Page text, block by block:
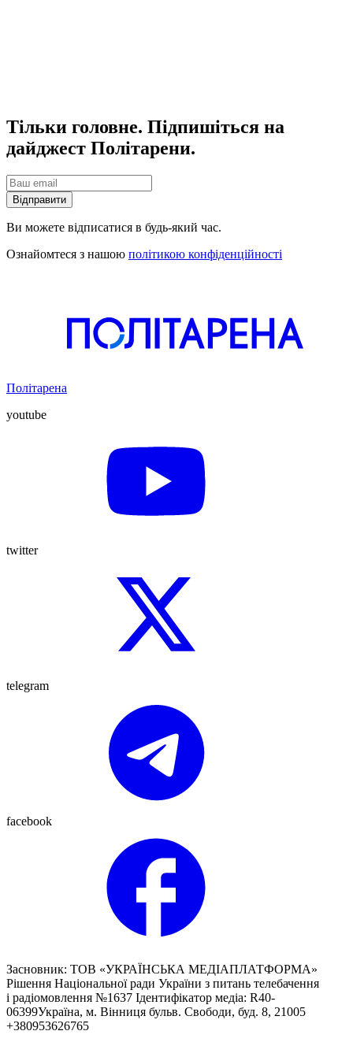
Тільки головне. Підпишіться на
дайджест Політарени.
Відправити
Ви можете відписатися в будь-який час.
Ознайомтеся з нашою політикою конфіденційності
Політарена
youtube
twitter
telegram
facebook
Засновник: ТОВ «УКРАЇНСЬКА МЕДІАПЛАТФОРМА»
Рішення Національної ради України з питань телебачення
і радіомовлення №1637 Ідентифікатор медіа: R40-
06399Україна, м. Вінниця бульв. Свободи, буд. 8, 21005
+380953626765